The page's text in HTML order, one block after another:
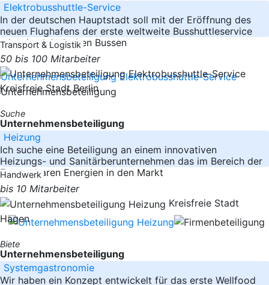
Elektrobusshuttle-Service
In der deutschen Hauptstadt soll mit der Eröffnung des
neuen Flughafens der erste weltweite Busshuttleservice
mit rein elektrischen Bussen
Transport & Logistik
50 bis 100 Mitarbeiter
Kreisfreie Stadt Berlin
Suche
Unternehmensbeteiligung
Heizung
Ich suche eine Beteiligung an einem innovativen
Heizungs- und Sanitärberunternehmen das im Bereich der
Erneuerbaren Energien in den Markt
Handwerk
bis 10 Mitarbeiter
Kreisfreie Stadt
Hagen
Biete
Unternehmensbeteiligung
Systemgastronomie
Wir haben ein Konzept entwickelt für das erste Wellfood